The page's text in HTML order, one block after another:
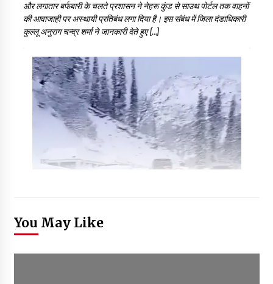
और लगातार बर्फबारी के चलते प्रशासन ने नेहरू कुंड से साउथ पोर्टल तक वाहनों
की आवाजाही पर अस्थायी प्रतिबंध लगा दिया है। इस संबंध में जिला दंडाधिकारी
कुल्लू अनुराग चन्द्र शर्मा ने जानकारी देते हुए […]
You May Like